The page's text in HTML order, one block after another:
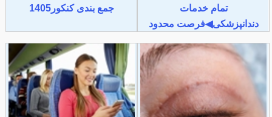
تمام خدمات
دندانپزشکی◀فرصت محدود
جمع بندی کنکور1405